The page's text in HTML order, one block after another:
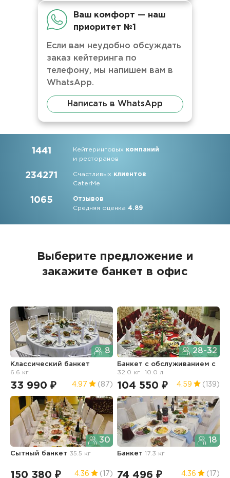
Ваш комфорт — наш
приоритет №1
Если вам неудобно обсуждать
заказ кейтеринга по
телефону, мы напишем вам в
WhatsApp.
Написать в WhatsApp
1441 Кейтеринговых компаний
и ресторанов
234271 Счастливых клиентов
CaterMe
1065
Отзывов
Средняя оценка4.89
Выберите предложение и
закажите банкет в офис
8
Классический банкет
6.6 кг
33 990 ₽ 4.97 (87)
28-32
Банкет с обслуживанием с
32.0 кг
10.0 л
104 550 ₽ 4.59 (139)
30
Сытный банкет 35.5 кг
150 380 ₽ 4.36 (17)
18
Банкет17.3 кг
74 496 ₽ 4.36 (17)